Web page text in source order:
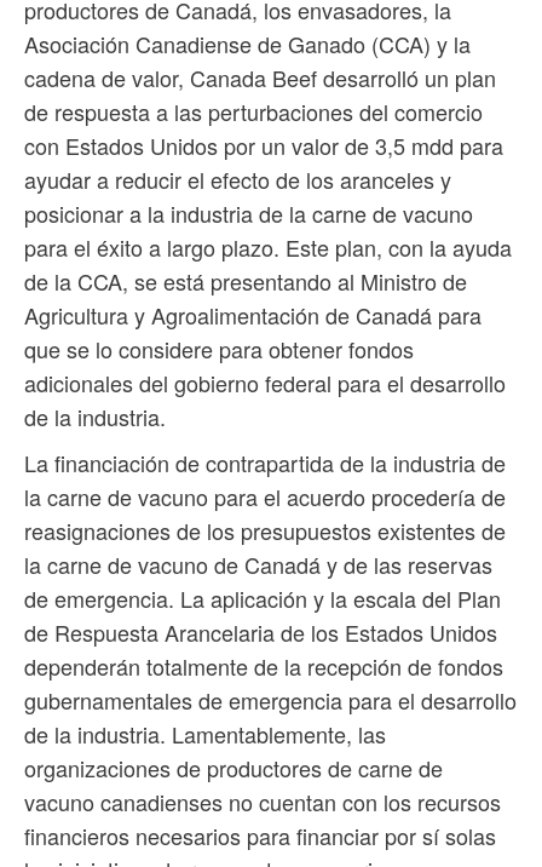
productores de Canadá, los envasadores, la
Asociación Canadiense de Ganado (CCA) y la
cadena de valor, Canada Beef desarrolló un plan
de respuesta a las perturbaciones del comercio
con Estados Unidos por un valor de 3,5 mdd para
ayudar a reducir el efecto de los aranceles y
posicionar a la industria de la carne de vacuno
para el éxito a largo plazo. Este plan, con la ayuda
de la CCA, se está presentando al Ministro de
Agricultura y Agroalimentación de Canadá para
que se lo considere para obtener fondos
adicionales del gobierno federal para el desarrollo
de la industria.
La financiación de contrapartida de la industria de
la carne de vacuno para el acuerdo procedería de
reasignaciones de los presupuestos existentes de
la carne de vacuno de Canadá y de las reservas
de emergencia. La aplicación y la escala del Plan
de Respuesta Arancelaria de los Estados Unidos
dependerán totalmente de la recepción de fondos
gubernamentales de emergencia para el desarrollo
de la industria. Lamentablemente, las
organizaciones de productores de carne de
vacuno canadienses no cuentan con los recursos
financieros necesarios para financiar por sí solas